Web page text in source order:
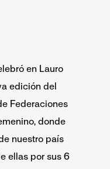
en Lauro
edición del
Federaciones
donde
nuestro país
ellas por sus 6